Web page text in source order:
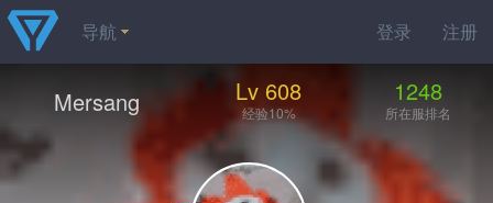
登录 注册
导航
Mersang Lv 608
经验10%
1248
所在服排名